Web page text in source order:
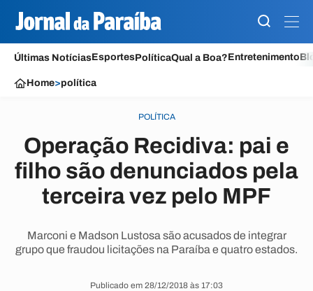
Últimas NotíciasEsportesPolíticaQual a Boa?Entretenimento
Home>política
POLÍTICA
Operação Recidiva: pai e
filho são denunciados pela
terceira vez pelo MPF
Marconi e Madson Lustosa são acusados de integrar
grupo que fraudou licitações na Paraíba e quatro estados.
Publicado em 28/12/2018 às 17:03